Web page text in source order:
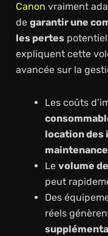
Canon vraiment
de garantir une
les pertes
expliquent cette
avancée sur la
Les coûts
location des
maintenance
Le volume
peut
Des
réels